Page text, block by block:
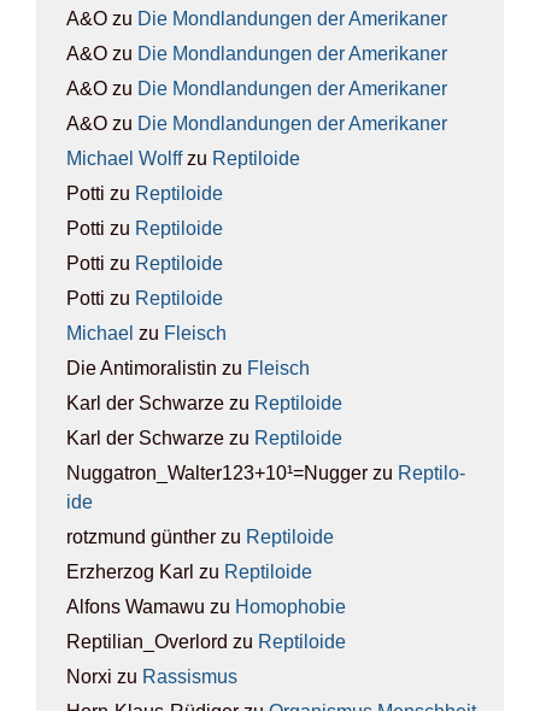
A&O zu Die Mond­lan­dun­gen der Ame­ri­ka­ner
A&O zu Die Mond­lan­dun­gen der Ame­ri­ka­ner
A&O zu Die Mond­lan­dun­gen der Ame­ri­ka­ner
A&O zu Die Mond­lan­dun­gen der Ame­ri­ka­ner
Michael Wolffzu Rep­ti­lo­ide
Potti zu Rep­ti­lo­ide
Potti zu Rep­ti­lo­ide
Potti zu Rep­ti­lo­ide
Potti zu Rep­ti­lo­ide
Michael zu Fleisch
Die Antimoralistin zu Fleisch
Karl der Schwarze zu Rep­ti­lo­ide
Karl der Schwarze zu Rep­ti­lo­ide
Nuggatron_Walter123+10¹=Nugger zu Rep­ti­lo­
ide
rotzmund günther zu Rep­ti­lo­ide
Erzherzog Karl zu Rep­ti­lo­ide
Alfons Wamawu zu Homo­pho­bie
Reptilian_Overlord zu Rep­ti­lo­ide
Norxi zu Ras­sis­mus